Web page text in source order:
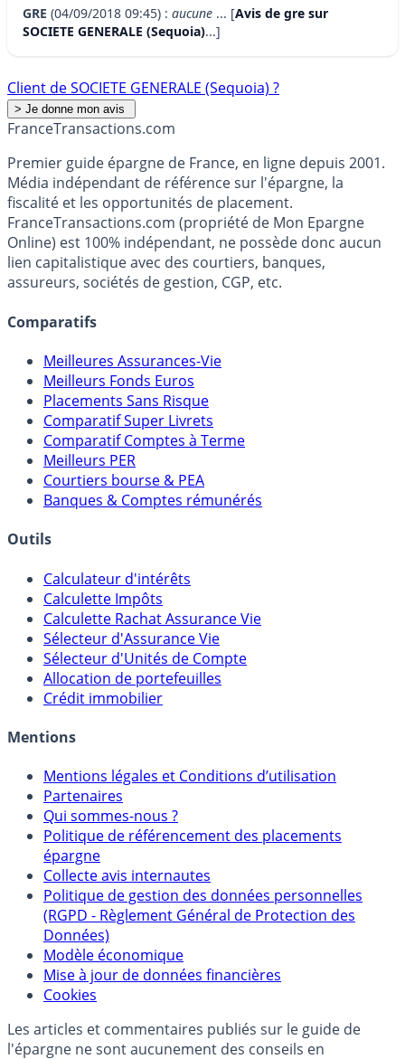
GRE (04/09/2018 09:45) : aucune ... [Avis de gre sur
SOCIETE GENERALE (Sequoia)...]
Client de SOCIETE GENERALE (Sequoia) ?
FranceTransactions.com
Premier guide épargne de France, en ligne depuis 2001.
Média indépendant de référence sur l'épargne, la
fiscalité et les opportunités de placement.
FranceTransactions.com (propriété de Mon Epargne
Online) est 100% indépendant, ne possède donc aucun
lien capitalistique avec des courtiers, banques,
assureurs, sociétés de gestion, CGP, etc.
Comparatifs
Meilleures Assurances-Vie
Meilleurs Fonds Euros
Placements Sans Risque
Comparatif Super Livrets
Comparatif Comptes à Terme
Meilleurs PER
Courtiers bourse & PEA
Banques & Comptes rémunérés
Outils
Calculateur d'intérêts
Calculette Impôts
Calculette Rachat Assurance Vie
Sélecteur d'Assurance Vie
Sélecteur d'Unités de Compte
Allocation de portefeuilles
Crédit immobilier
Mentions
Mentions légales et Conditions d’utilisation
Partenaires
Qui sommes-nous ?
Politique de référencement des placements
épargne
Collecte avis internautes
Politique de gestion des données personnelles
(RGPD - Règlement Général de Protection des
Données)
Modèle économique
Mise à jour de données financières
Cookies
Les articles et commentaires publiés sur le guide de
l'épargne ne sont aucunement des conseils en